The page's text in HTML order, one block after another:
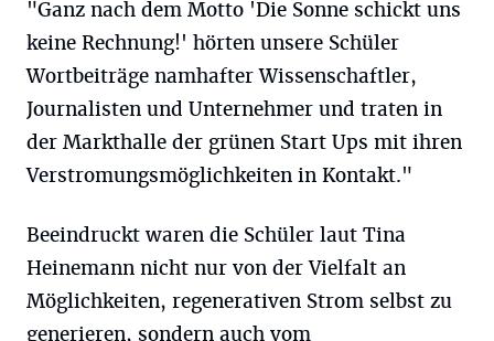
"Ganz nach dem Motto 'Die Sonne schickt uns
keine Rechnung!' hörten unsere Schüler
Wortbeiträge namhafter Wissenschaftler,
Journalisten und Unternehmer und traten in
der Markthalle der grünen Start Ups mit ihren
Verstromungsmöglichkeiten in Kontakt."
Beeindruckt waren die Schüler laut Tina
Heinemann nicht nur von der Vielfalt an
Möglichkeiten, regenerativen Strom selbst zu
generieren, sondern auch vom